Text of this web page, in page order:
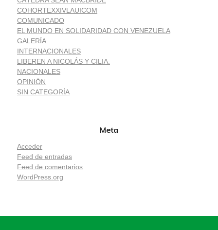
COHORTEXXIVLAUICOM
COMUNICADO
EL MUNDO EN SOLIDARIDAD CON VENEZUELA
GALERÍA
INTERNACIONALES
LIBEREN A NICOLÁS Y CILIA.
NACIONALES
OPINIÓN
SIN CATEGORÍA
Meta
Acceder
Feed de entradas
Feed de comentarios
WordPress.org